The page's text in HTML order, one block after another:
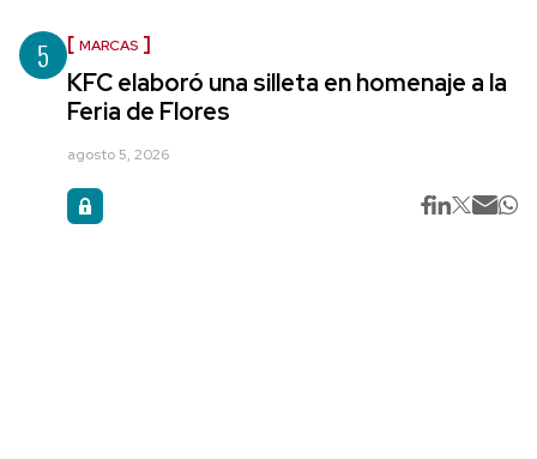
5 MARCAS
KFC elaboró una silleta en homenaje a la
Feria de Flores
agosto 5, 2026